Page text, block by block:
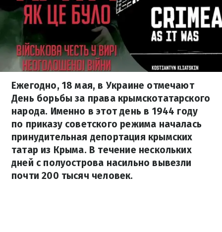
Ежегодно, 18 мая, в Украине отмечают
День борьбы за права крымскотатарского
народа. Именно в этот день в 1944 году
по приказу советского режима началась
принудительная депортация крымских
татар из Крыма. В течение нескольких
дней с полуострова насильно вывезли
почти 200 тысяч человек.